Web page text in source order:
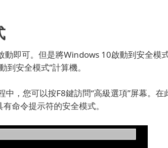
即可。 但是將Windows 10啟動到安全模
安全模式”計算機。
，您可以按F8鍵訪問“高級選項”屏幕。 在
命令提示符的安全模式。